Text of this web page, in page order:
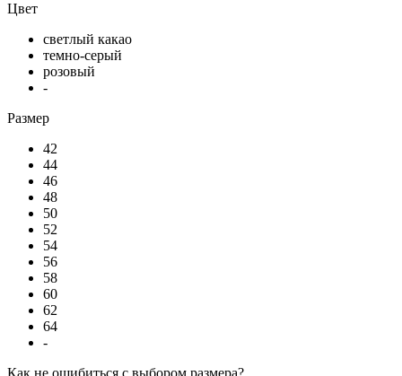
Цвет
светлый какао
темно-серый
розовый
-
Размер
42
44
46
48
50
52
54
56
58
60
62
64
-
Как не ошибиться с выбором размера?